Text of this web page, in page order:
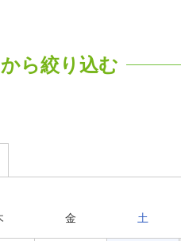
ら絞り込む
金 土